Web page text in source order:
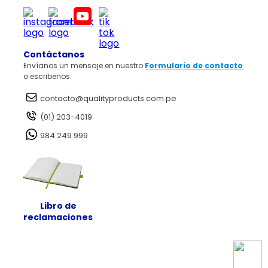
Factura electrónica
Garantía de Satisfacción
Políticas de Cookies
Cambios y Devoluciones
Legales Promociones
Fines Adicionales
Política RAEE
¿No estás en tu país?
Elige otro país
Contáctanos
Envíanos un mensaje en nuestro Formulario de contacto
o escribenos:
contacto@qualityproducts.com.pe
(01) 203-4019
984 249 999
Libro de
reclamaciones